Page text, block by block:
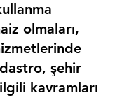
olmaları,
şehir
kavramları